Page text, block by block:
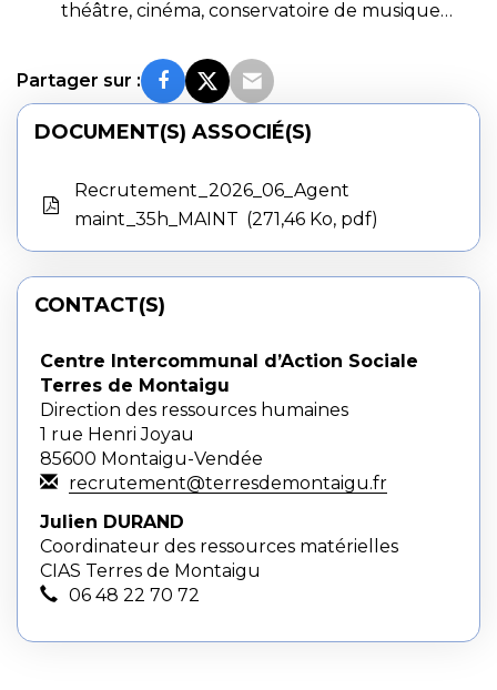
théâtre, cinéma, conservatoire de musique…
Partager sur :
DOCUMENT(S) ASSOCIÉ(S)
Recrutement_2026_06_Agent
maint_35h_MAINT
271,46 Ko, pdf
CONTACT(S)
Centre Intercommunal d’Action Sociale
Terres de Montaigu
Direction des ressources humaines
1 rue Henri Joyau
85600 Montaigu-Vendée
recrutement@terresdemontaigu.fr
Julien DURAND
Coordinateur des ressources matérielles
CIAS Terres de Montaigu
06 48 22 70 72